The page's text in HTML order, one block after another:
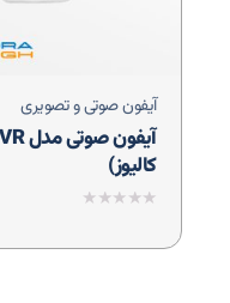
آیفون صوتی و تصویری
کالیوز)
0
از